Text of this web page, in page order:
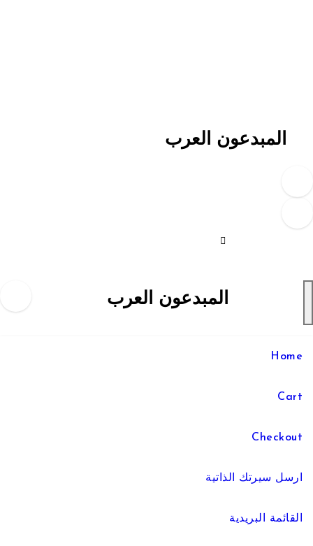
المبدعون العرب
المبدعون العرب
Home
Cart
Checkout
ارسل سيرتك الذاتية
القائمة البريدية